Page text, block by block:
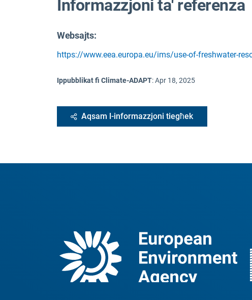
Informazzjoni ta' referenza
Websajts:
https://www.eea.europa.eu/ims/use-of-freshwater-
Ippubblikat fi Climate-ADAPT:Apr 18, 2025
Aqsam l-informazzjoni tiegħek